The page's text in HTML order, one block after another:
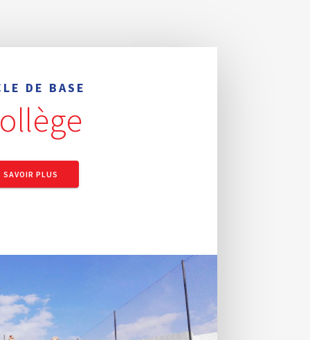
DE BASE
SAVOIR PLUS